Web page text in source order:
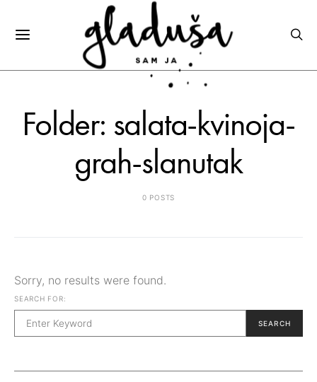
Folder: salata-kvinoja-
grah-slanutak
0 POSTS
Sorry, no results were found.
SEARCH FOR:
SEARCH